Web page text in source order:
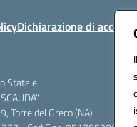
Dichiarazione di
Statale
Torre del Greco (NA)